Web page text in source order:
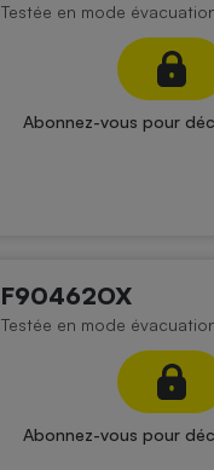
en mode
Abonnez-vous pour
en mode
Abonnez-vous pour